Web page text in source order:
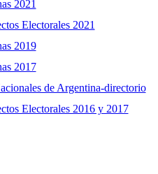
2021
Electorales 2021
2019
2017
de Argentina-directorio
Electorales 2016 y 2017